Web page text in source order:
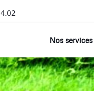
Nos services